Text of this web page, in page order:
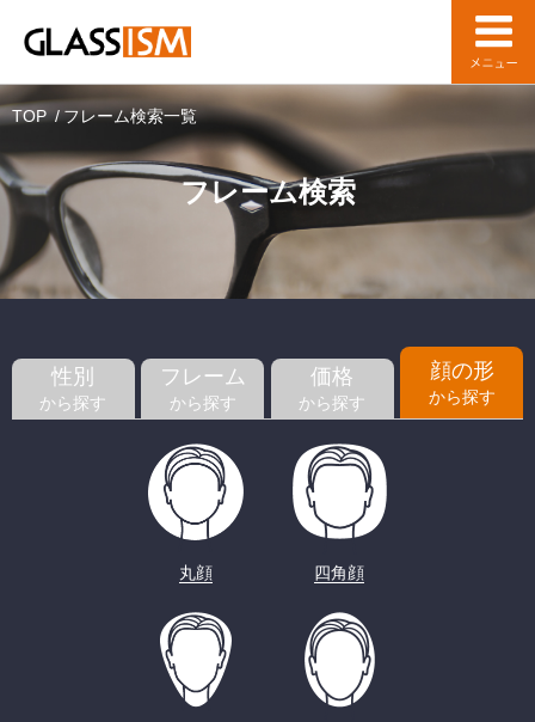
フレーム検索
TOP フレーム検索一覧
性別
から探す
フレーム
から探す
価格
から探す
顔の形
から探す
丸顔 四角顔